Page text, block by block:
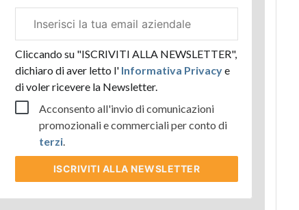
aziendale
Cliccando su "ISCRIVITI ALLA NEWSLETTER",
dichiaro di aver letto l'Informativa Privacye
di voler ricevere la Newsletter.
Acconsento all'invio di comunicazioni
promozionali e commerciali per conto di
terzi.
ISCRIVITI ALLA NEWSLETTER